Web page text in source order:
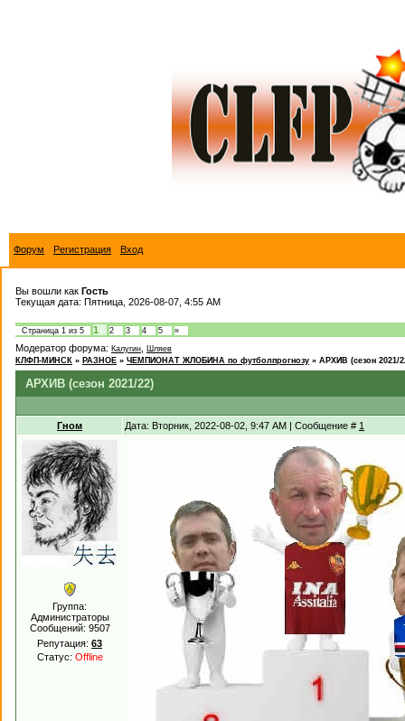
Форум Регистрация Вход
Вы вошли как Гость
Текущая дата: Пятница, 2026-08-07, 4:55 AM
Страница 1 из 5 1 2 3 4 5 »
Модератор форума: Калугин
Шляев
КЛФП-МИНСК » РАЗНОЕ » ЧЕМПИОНАТ ЖЛОБИНА по футболпрогнозу » АРХИВ (сезон 2021/
АРХИВ (сезон 2021/22)
Гном Дата: Вторник, 2022-08-02, 9:47 AM | Сообщение # 1
Группа:
Администраторы
Сообщений: 9507
Репутация: 63
Статус: Offline